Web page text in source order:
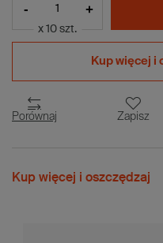
- +
x 10 szt.
Kup więcej i
Porównaj Zapisz
Kup więcej i oszczędzaj